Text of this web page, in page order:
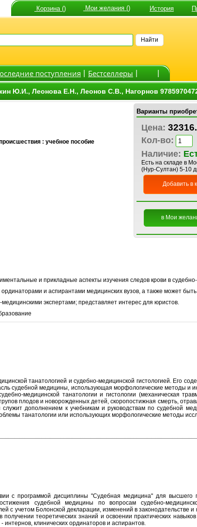
Корзина () Мои желания () История
Найти
поступления Бестселлеры
Ю.И., Леонова Е.Н., Леонов С.В., Нагорнов
Варианты
Цена:
Кол-во:
Наличие:
Есть на складе в
(Нур-Султан) 5-10
Добавить в
в Мои
: учебное пособие
и прикладные аспекты изучения следов крови в
и аспирантами медицинских вузов, а также может
экспертами; представляет интерес для юристов.
танатологией и судебно-медицинской гистологией. Его
судебной медицины, использующая морфологические методы и
медицинской танатологии и гистологии (механическая
плодов и новорожденных детей, скоропостижная смерть,
дополнением к учебникам и руководствам по судебной
танатологии или использующих морфологические методы
с программой дисциплины "Судебная медицина" для высшего
судебной медицины по вопросам судебно-
с учетом Болонской декларации, изменений в законодательстве
теоретических знаний и освоении практических
клинических ординаторов и аспирантов.